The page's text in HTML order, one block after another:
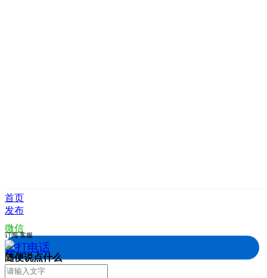
首页
发布
微信
拨打电话
订阅 客服
随便说点什么